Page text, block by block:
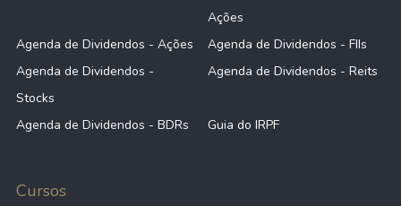
Ações
Agenda de Dividendos - Ações
Agenda de Dividendos - FIIs
Agenda de Dividendos -
Stocks
Agenda de Dividendos - Reits
Agenda de Dividendos - BDRs Guia do IRPF
Cursos